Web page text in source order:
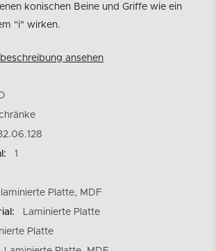
konischen Beine und Griffe wie ein
"i" wirken.
ansehen
1
laminierte Platte, MDF
Laminierte Platte
Platte